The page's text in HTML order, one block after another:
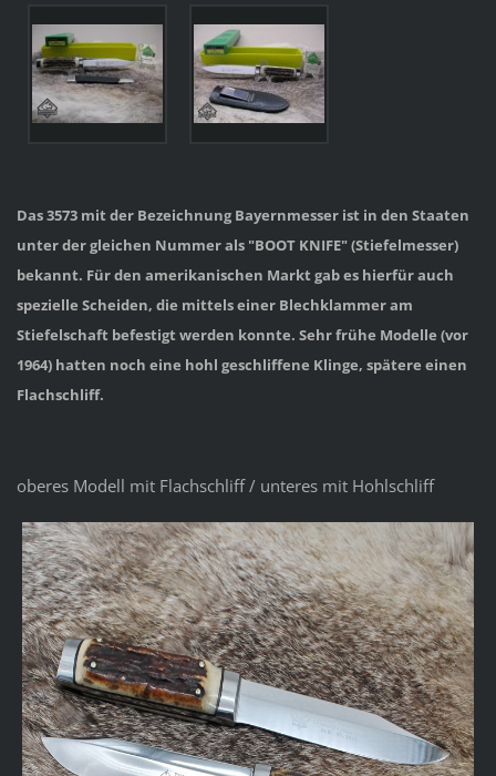
Das 3573 mit der Bezeichnung Bayernmesser ist in den Staaten
unter der gleichen Nummer als "BOOT KNIFE" (Stiefelmesser)
bekannt. Für den amerikanischen Markt gab es hierfür auch
spezielle Scheiden, die mittels einer Blechklammer am
Stiefelschaft befestigt werden konnte. Sehr frühe Modelle (vor
1964) hatten noch eine hohl geschliffene Klinge, spätere einen
Flachschliff.
oberes Modell mit Flachschliff / unteres mit Hohlschliff